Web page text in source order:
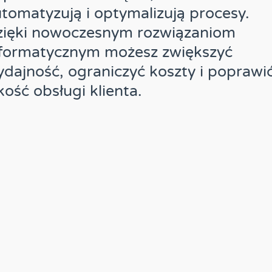
i optymalizują procesy.
nowoczesnym rozwiązaniom
możesz zwiększyć
ograniczyć koszty i
obsługi klienta.